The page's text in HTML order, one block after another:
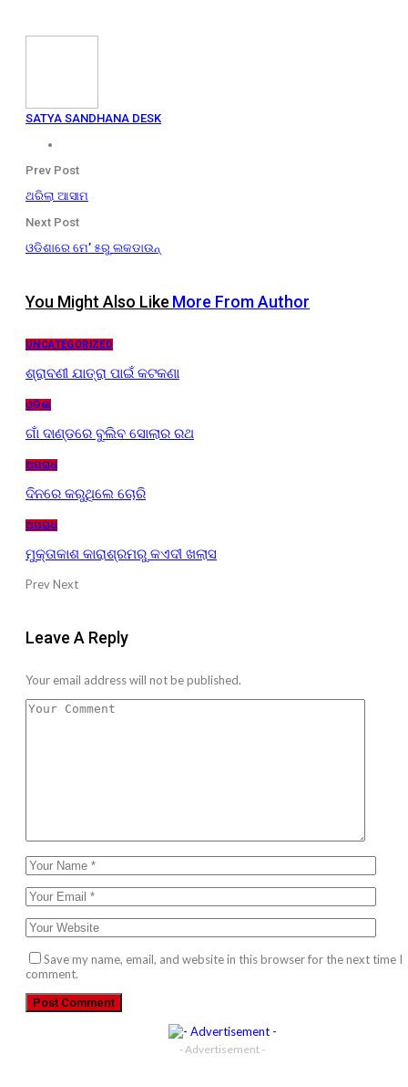
SATYA SANDHANA DESK
Prev Post
ଥରିଲା ଆସାମ
Next Post
ଓଡିଶାରେ ମେ’ ୫ରୁ ଲକଡାଉନ୍‌
You Might Also Like More From Author
UNCATEGORIZED
ଶ୍ରାବଣୀ ଯାତ୍ରା ପାଇଁ କଟକଣା
ଓଡ଼ିଶା
ଗାଁ ଦାଣ୍ଡରେ ବୁଲିବ ସୋଲାର ରଥ
ଅପରାଧ
ଦିନରେ କରୁଥିଲେ ଚୋରି
ଅପରାଧ
ମୁକ୍ତାକାଶ କାରାଶ୍ରମରୁ କଏଦୀ ଖଲାସ
PrevNext
Leave A Reply
Your email address will not be published.
Save my name, email, and website in this browser for the next time I
comment.
- Advertisement -